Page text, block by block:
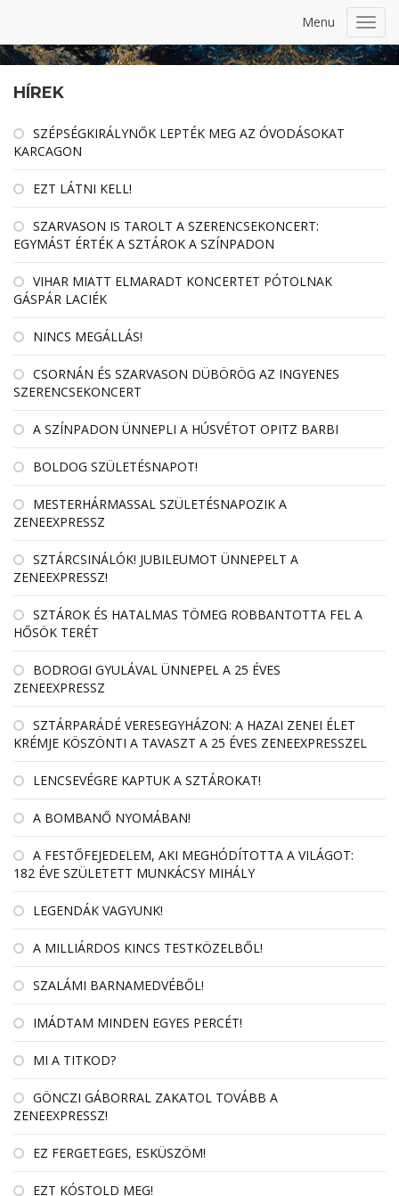
Menu
HÍREK
SZÉPSÉGKIRÁLYNŐK LEPTÉK MEG AZ ÓVODÁSOKAT
KARCAGON
EZT LÁTNI KELL!
SZARVASON IS TAROLT A SZERENCSEKONCERT:
EGYMÁST ÉRTÉK A SZTÁROK A SZÍNPADON
VIHAR MIATT ELMARADT KONCERTET PÓTOLNAK
GÁSPÁR LACIÉK
NINCS MEGÁLLÁS!
CSORNÁN ÉS SZARVASON DÜBÖRÖG AZ INGYENES
SZERENCSEKONCERT
A SZÍNPADON ÜNNEPLI A HÚSVÉTOT OPITZ BARBI
BOLDOG SZÜLETÉSNAPOT!
MESTERHÁRMASSAL SZÜLETÉSNAPOZIK A
ZENEEXPRESSZ
SZTÁRCSINÁLÓK! JUBILEUMOT ÜNNEPELT A
ZENEEXPRESSZ!
SZTÁROK ÉS HATALMAS TÖMEG ROBBANTOTTA FEL A
HŐSÖK TERÉT
BODROGI GYULÁVAL ÜNNEPEL A 25 ÉVES
ZENEEXPRESSZ
SZTÁRPARÁDÉ VERESEGYHÁZON: A HAZAI ZENEI ÉLET
KRÉMJE KÖSZÖNTI A TAVASZT A 25 ÉVES ZENEEXPRESSZEL
LENCSEVÉGRE KAPTUK A SZTÁROKAT!
A BOMBANŐ NYOMÁBAN!
A FESTŐFEJEDELEM, AKI MEGHÓDÍTOTTA A VILÁGOT:
182 ÉVE SZÜLETETT MUNKÁCSY MIHÁLY
LEGENDÁK VAGYUNK!
A MILLIÁRDOS KINCS TESTKÖZELBŐL!
SZALÁMI BARNAMEDVÉBŐL!
IMÁDTAM MINDEN EGYES PERCÉT!
MI A TITKOD?
GÖNCZI GÁBORRAL ZAKATOL TOVÁBB A
ZENEEXPRESSZ!
EZ FERGETEGES, ESKÜSZÖM!
EZT KÓSTOLD MEG!